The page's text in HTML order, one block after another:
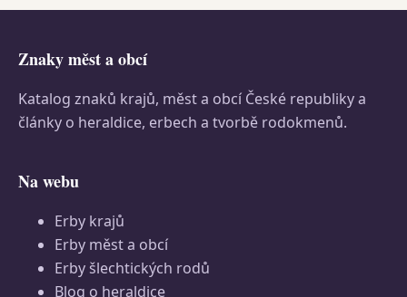
Znaky měst a obcí
Katalog znaků krajů, měst a obcí České republiky a
články o heraldice, erbech a tvorbě rodokmenů.
Na webu
Erby krajů
Erby měst a obcí
Erby šlechtických rodů
Blog o heraldice